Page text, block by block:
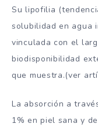
Su lipofilia (t
solubilidad en agua
vinculada con el
biodisponibilidad
que muestra.(ver
La absorción a
1% en piel sana y